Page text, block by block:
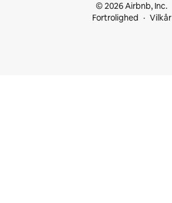
© 2026 Airbnb, Inc.
Fortrolighed
Vilkår